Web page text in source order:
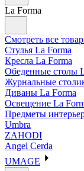
La Forma
Смотреть все
Стулья La Forma
Кресла La Forma
Обеденные столы
Журнальные
Диваны La Forma
Освещение La
Предметы
Umbra
ZAHODI
Angel Cerda
UMAGE